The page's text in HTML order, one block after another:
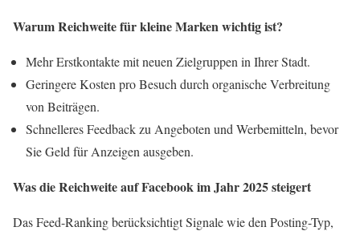
Warum Reichweite für kleine Marken wichtig ist?
Mehr Erstkontakte mit neuen Zielgruppen in Ihrer Stadt.
Geringere Kosten pro Besuch durch organische Verbreitung
von Beiträgen.
Schnelleres Feedback zu Angeboten und Werbemitteln, bevor
Sie Geld für Anzeigen ausgeben.
Was die Reichweite auf Facebook im Jahr 2025 steigert
Das Feed-Ranking berücksichtigt Signale wie den Posting-Typ,